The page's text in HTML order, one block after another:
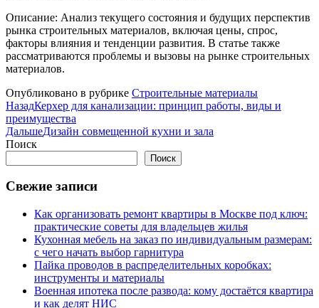
Описание: Анализ текущего состояния и будущих перспектив
рынка строительных материалов, включая цены, спрос,
факторы влияния и тенденции развития. В статье также
рассматриваются проблемы и вызовы на рынке строительных
материалов.
Опубликовано в рубрике Строительные материалы
НазадКерхер для канализации: принцип работы, виды и
преимущества
ДальшеДизайн совмещенной кухни и зала
Поиск
Поиск
Свежие записи
Как организовать ремонт квартиры в Москве под ключ:
практические советы для владельцев жилья
Кухонная мебель на заказ по индивидуальным размерам:
с чего начать выбор гарнитура
Пайка проводов в распределительных коробках:
инструменты и материалы
Военная ипотека после развода: кому достаётся квартира
и как делят НИС